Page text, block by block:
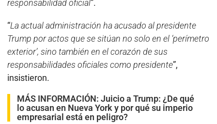
responsabilidad oficial”.
“La actual administración ha acusado al presidente
Trump por actos que se sitúan no solo en el ‘perímetro
exterior’, sino también en el corazón de sus
responsabilidades oficiales como presidente”,
insistieron.
MÁS INFORMACIÓN: Juicio a Trump: ¿De qué
lo acusan en Nueva York y por qué su imperio
empresarial está en peligro?